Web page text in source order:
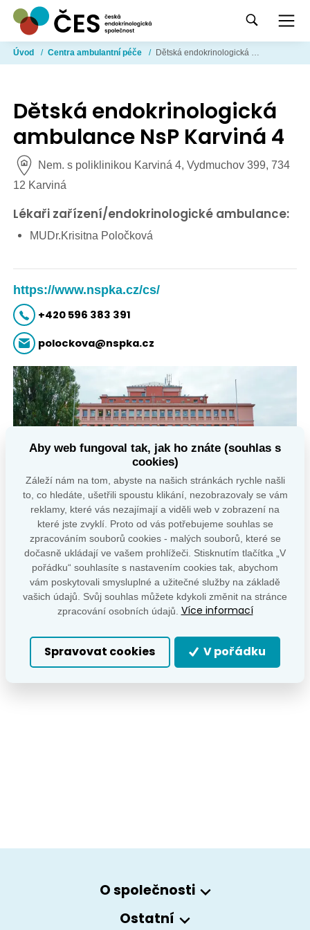
Úvod / Centra ambulantní péče / Dětská endokrinologická ambulance NsP Karviná 4
Dětská endokrinologická
ambulance NsP Karviná 4
Nem. s poliklinikou Karviná 4, Vydmuchov 399, 734
12 Karviná
Lékaři zařízení/endokrinologické ambulance:
MUDr.Krisitna Poločková
https://www.nspka.cz/cs/
+420 596 383 391
polockova@nspka.cz
O společnosti
Ostatní
Aby web fungoval tak, jak ho znáte (souhlas s
cookies)
Záleží nám na tom, abyste na našich stránkách rychle našli
to, co hledáte, ušetřili spoustu klikání, nezobrazovaly se vám
reklamy, které vás nezajímají a viděli web v zobrazení na
které jste zvyklí. Proto od vás potřebujeme souhlas se
zpracováním souborů cookies - malých souborů, které se
dočasně ukládají ve vašem prohlížeči. Stisknutím tlačítka „V
pořádku“ souhlasíte s nastavením cookies tak, abychom
vám poskytovali smysluplné a užitečné služby na základě
vašich údajů. Svůj souhlas můžete kdykoli změnit na stránce
zpracování osobních údajů. Více informací
Spravovat cookies V pořádku